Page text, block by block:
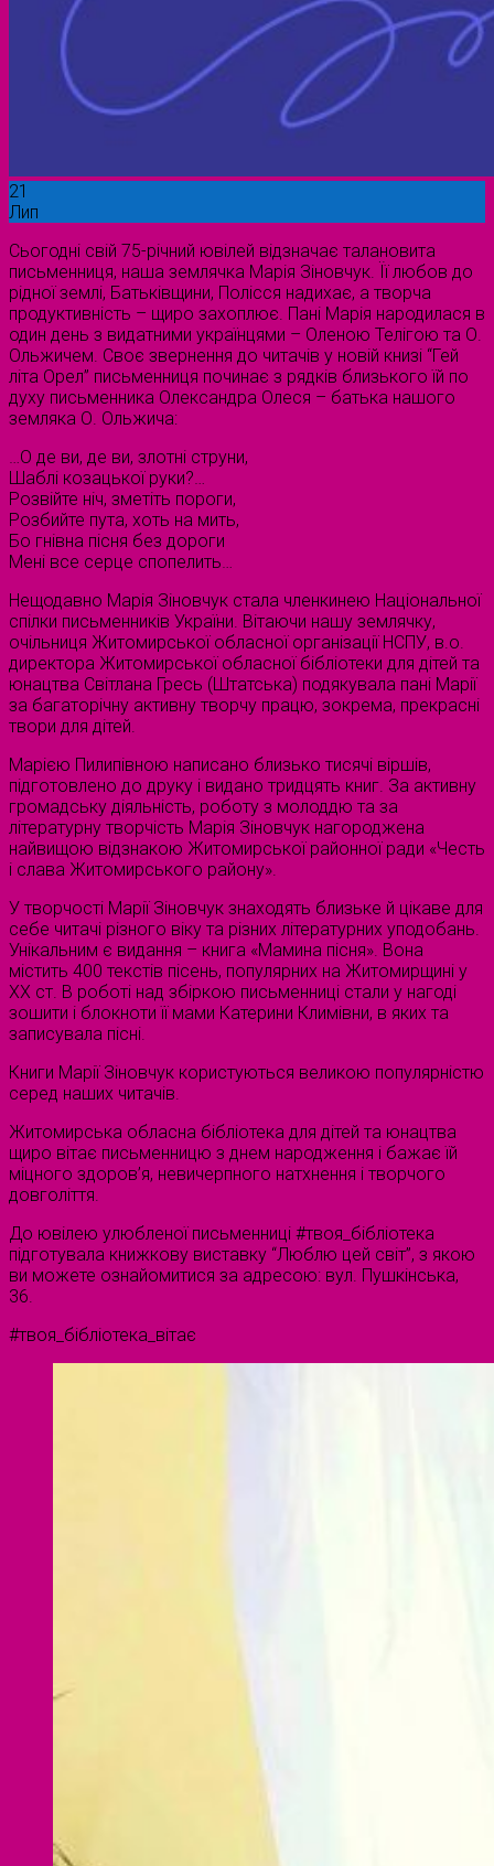
21
Лип
Сьогодні свій 75-річний ювілей відзначає талановита
письменниця, наша землячка Марія Зіновчук. Її любов до
рідної землі, Батьківщини, Полісся надихає, а творча
продуктивність – щиро захоплює. Пані Марія народилася в
один день з видатними українцями – Оленою Телігою та О.
Ольжичем. Своє звернення до читачів у новій книзі “Гей
літа Орел” письменниця починає з рядків близького їй по
духу письменника Олександра Олеся – батька нашого
земляка О. Ольжича:
…О де ви, де ви, злотні струни,
Шаблі козацької руки?…
Розвійте ніч, зметіть пороги,
Розбийте пута, хоть на мить,
Бо гнівна пісня без дороги
Мені все серце спопелить…
Нещодавно Марія Зіновчук стала членкинею Національної
спілки письменників України. Вітаючи нашу землячку,
очільниця Житомирської обласної організації НСПУ, в.о.
директора Житомирської обласної бібліотеки для дітей та
юнацтва Світлана Гресь (Штатська) подякувала пані Марії
за багаторічну активну творчу працю, зокрема, прекрасні
твори для дітей.
Марією Пилипівною написано близько тисячі віршів,
підготовлено до друку і видано тридцять книг. За активну
громадську діяльність, роботу з молоддю та за
літературну творчість Марія Зіновчук нагороджена
найвищою відзнакою Житомирської районної ради «Честь
і слава Житомирського району».
У творчості Марії Зіновчук знаходять близьке й цікаве для
себе читачі різного віку та різних літературних уподобань.
Унікальним є видання – книга «Мамина пісня». Вона
містить 400 текстів пісень, популярних на Житомирщині у
ХХ ст. В роботі над збіркою письменниці стали у нагоді
зошити і блокноти її мами Катерини Климівни, в яких та
записувала пісні.
Книги Марії Зіновчук користуються великою популярністю
серед наших читачів.
Житомирська обласна бібліотека для дітей та юнацтва
щиро вітає письменницю з днем народження і бажає їй
міцного здоров’я, невичерпного натхнення і творчого
довголіття.
До ювілею улюбленої письменниці #твоя_бібліотека
підготувала книжкову виставку “Люблю цей світ”, з якою
ви можете ознайомитися за адресою: вул. Пушкінська,
36.
#твоя_бібліотека_вітає